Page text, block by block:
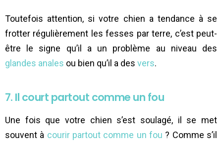
Toutefois attention, si votre chien a tendance à se
frotter régulièrement les fesses par terre, c’est peut-
être le signe qu’il a un problème au niveau des
glandes anales ou bien qu’il a des vers.
7. Il court partout comme un fou
Une fois que votre chien s’est soulagé, il se met
souvent à courir partout comme un fou ? Comme s’il